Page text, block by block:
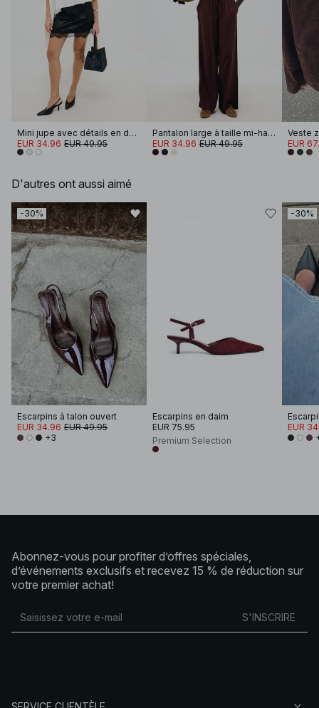
Mini jupe avec détails en dentelle
EUR 34.96 EUR 49.95
Pantalon large à taille mi-haute en viscose mélangée
EUR 34.96 EUR 49.95 EUR
D'autres ont aussi aimé
-30%
Escarpins à talon ouvert
EUR 34.96 EUR 49.95
+3
Escarpins en daim
EUR 75.95
Premium Selection
-30%
EUR
Abonnez-vous pour profiter d’offres spéciales,
d’événements exclusifs et recevez 15 % de réduction sur
votre premier achat!
S'INSCRIRE